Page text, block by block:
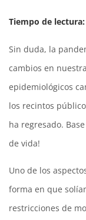
Tiempo de lectura:
Sin duda, la
cambios en
epidemiológicos
los recintos
ha regresado.
de vida!
Uno de los
forma en que
restricciones de